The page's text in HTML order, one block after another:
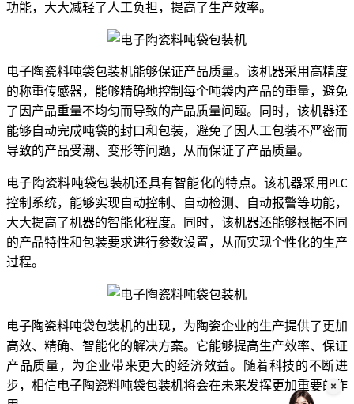
功能，大大减轻了人工负担，提高了生产效率。
电子陶瓷料吨袋包装机能够保证产品质量。该机器采用高精度
的称重传感器，能够精确地控制每个吨袋内产品的重量，避免
了因产品重量不均匀而导致的产品质量问题。同时，该机器还
能够自动完成吨袋的封口和包装，避免了因人工包装不严密而
导致的产品受潮、变形等问题，从而保证了产品质量。
电子陶瓷料吨袋包装机还具有智能化的特点。该机器采用 PLC
控制系统，能够实现自动控制、自动检测、自动报警等功能，
大大提高了机器的智能化程度。同时，该机器还能够根据不同
的产品特性和包装要求进行参数设置，从而实现个性化的生产
过程。
电子陶瓷料吨袋包装机的出现，为陶瓷企业的生产提供了更加
高效、精确、智能化的解决方案。它能够提高生产效率、保证
产品质量，为企业带来更大的经济效益。随着科技的不断进
步，相信电子陶瓷料吨袋包装机将会在未来发挥更加重要的作